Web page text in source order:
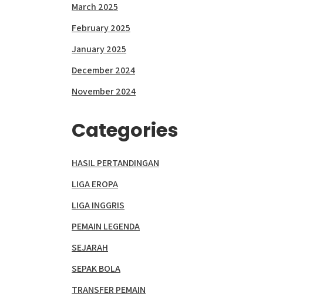
March 2025
February 2025
January 2025
December 2024
November 2024
Categories
HASIL PERTANDINGAN
LIGA EROPA
LIGA INGGRIS
PEMAIN LEGENDA
SEJARAH
SEPAK BOLA
TRANSFER PEMAIN